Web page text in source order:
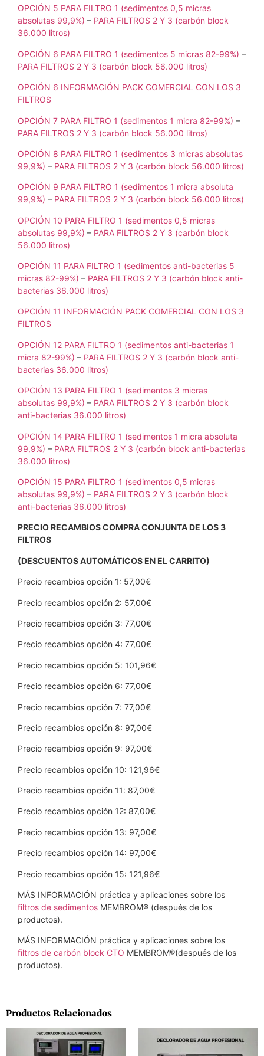
OPCIÓN 5 PARA FILTRO 1 (sedimentos 0,5 micras
absolutas 99,9%) – PARA FILTROS 2 Y 3 (carbón block
36.000 litros)
OPCIÓN 6 PARA FILTRO 1 (sedimentos 5 micras 82-99%) –
PARA FILTROS 2 Y 3 (carbón block 56.000 litros)
OPCIÓN 6 INFORMACIÓN PACK COMERCIAL CON LOS 3
FILTROS
OPCIÓN 7 PARA FILTRO 1 (sedimentos 1 micra 82-99%) –
PARA FILTROS 2 Y 3 (carbón block 56.000 litros)
OPCIÓN 8 PARA FILTRO 1 (sedimentos 3 micras absolutas
99,9%) – PARA FILTROS 2 Y 3 (carbón block 56.000 litros)
OPCIÓN 9 PARA FILTRO 1 (sedimentos 1 micra absoluta
99,9%) – PARA FILTROS 2 Y 3 (carbón block 56.000 litros)
OPCIÓN 10 PARA FILTRO 1 (sedimentos 0,5 micras
absolutas 99,9%) – PARA FILTROS 2 Y 3 (carbón block
56.000 litros)
OPCIÓN 11 PARA FILTRO 1 (sedimentos anti-bacterias 5
micras 82-99%) – PARA FILTROS 2 Y 3 (carbón block anti-
bacterias 36.000 litros)
OPCIÓN 11 INFORMACIÓN PACK COMERCIAL CON LOS 3
FILTROS
OPCIÓN 12 PARA FILTRO 1 (sedimentos anti-bacterias 1
micra 82-99%) – PARA FILTROS 2 Y 3 (carbón block anti-
bacterias 36.000 litros)
OPCIÓN 13 PARA FILTRO 1 (sedimentos 3 micras
absolutas 99,9%) – PARA FILTROS 2 Y 3 (carbón block
anti-bacterias 36.000 litros)
OPCIÓN 14 PARA FILTRO 1 (sedimentos 1 micra absoluta
99,9%) – PARA FILTROS 2 Y 3 (carbón block anti-bacterias
36.000 litros)
OPCIÓN 15 PARA FILTRO 1 (sedimentos 0,5 micras
absolutas 99,9%) – PARA FILTROS 2 Y 3 (carbón block
anti-bacterias 36.000 litros)
PRECIO RECAMBIOS COMPRA CONJUNTA DE LOS 3
FILTROS
(DESCUENTOS AUTOMÁTICOS EN EL CARRITO)
Precio recambios opción 1: 57,00€
Precio recambios opción 2: 57,00€
Precio recambios opción 3: 77,00€
Precio recambios opción 4: 77,00€
Precio recambios opción 5: 101,96€
Precio recambios opción 6: 77,00€
Precio recambios opción 7: 77,00€
Precio recambios opción 8: 97,00€
Precio recambios opción 9: 97,00€
Precio recambios opción 10: 121,96€
Precio recambios opción 11: 87,00€
Precio recambios opción 12: 87,00€
Precio recambios opción 13: 97,00€
Precio recambios opción 14: 97,00€
Precio recambios opción 15: 121,96€
MÁS INFORMACIÓN práctica y aplicaciones sobre los
filtros de sedimentos MEMBROM® (después de los
productos).
MÁS INFORMACIÓN práctica y aplicaciones sobre los
filtros de carbón block CTO MEMBROM®(después de los
productos).
Productos Relacionados